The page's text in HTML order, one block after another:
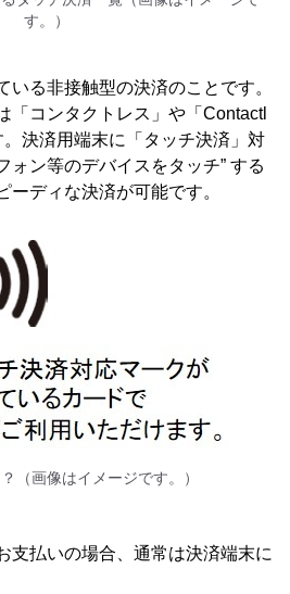
す。）
いる非接触型の決済のことです。
「コンタクトレス」や「Contactl
決済用端末に「タッチ決済」対
ォン等のデバイスをタッチ” する
ーディな決済が可能です。
（画像はイメージです。）
支払いの場合、通常は決済端末に